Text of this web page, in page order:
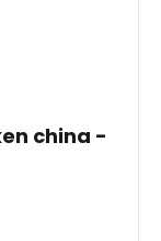
china -